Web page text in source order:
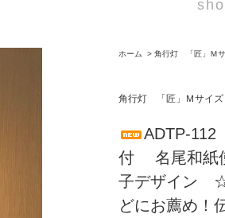
ホーム > 角行灯 「匠」Ｍ
角行灯 「匠」Ｍサイズ
ADTP-
付 名尾和紙
子デザイン ☆
どにお薦め！